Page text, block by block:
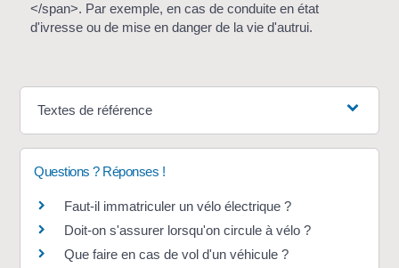
</span>. Par exemple, en cas de conduite en état
d'ivresse ou de mise en danger de la vie d'autrui.
Textes de référence
Questions ? Réponses !
Faut-il immatriculer un vélo électrique ?
Doit-on s'assurer lorsqu'on circule à vélo ?
Que faire en cas de vol d'un véhicule ?